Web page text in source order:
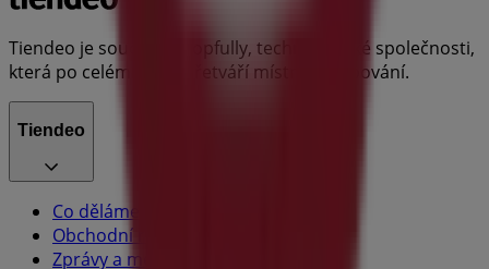
Tiendeo je součástí Shopfully, technologické společnosti,
která po celém světě přetváří místní nakupování.
Tiendeo
Co děláme
Obchodní řešení
Zprávy a média